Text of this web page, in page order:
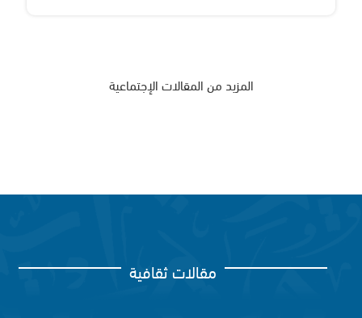
المزيد من المقالات الإجتماعية
مقالات ثقافية